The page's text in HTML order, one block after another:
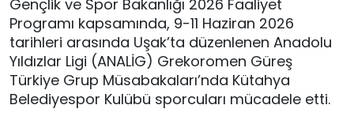
Gençlik ve Spor Bakanlığı 2026 Faaliyet
Programı kapsamında, 9-11 Haziran 2026
tarihleri arasında Uşak’ta düzenlenen Anadolu
Yıldızlar Ligi (ANALİG) Grekoromen Güreş
Türkiye Grup Müsabakaları’nda Kütahya
Belediyespor Kulübü sporcuları mücadele etti.